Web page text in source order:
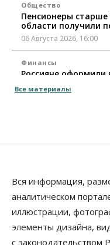
Общество
Пенсионеры старше
области получили
06 Августа 2026, 16:00
Финансы
Россияне оформили
06 Августа 2026, 15:53
Бизнес
Правительство
выпуск бензина
06 Августа 2026, 14:00
Общество
Все материалы
Вся информация,
аналитическом
иллюстрации,
элементы дизайна,
с законодательством